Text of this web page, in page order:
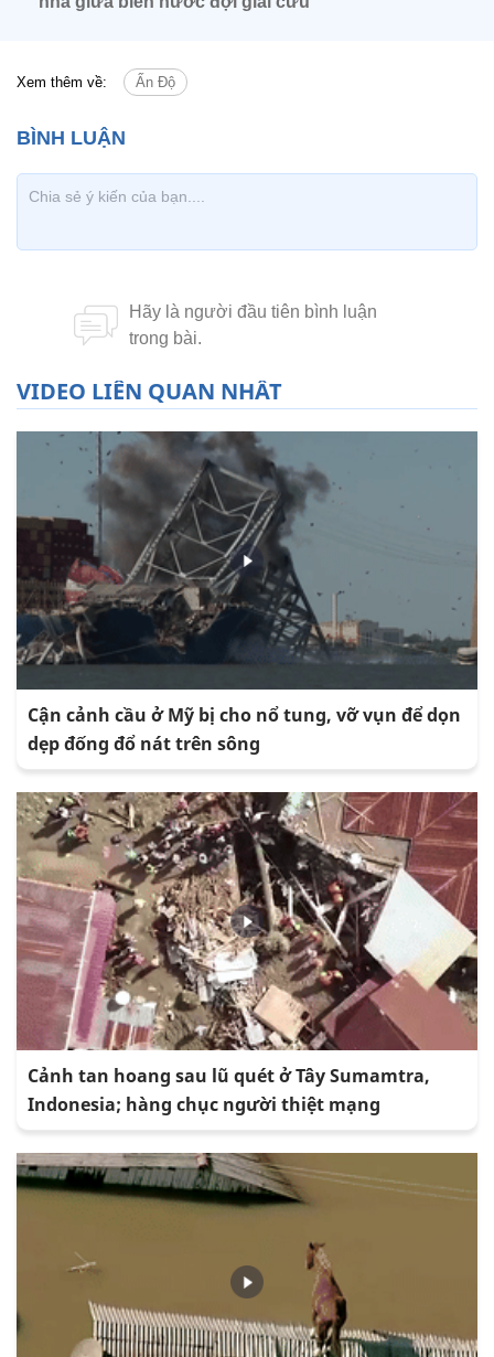
Xem thêm về: Ấn Độ
VIDEO LIÊN QUAN NHẤT
Cận cảnh cầu ở Mỹ bị cho nổ tung, vỡ vụn để dọn
dẹp đống đổ nát trên sông
Cảnh tan hoang sau lũ quét ở Tây Sumamtra,
Indonesia; hàng chục người thiệt mạng